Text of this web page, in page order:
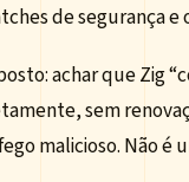
de segurança e
achar que Zig
sem
malicioso. Não é